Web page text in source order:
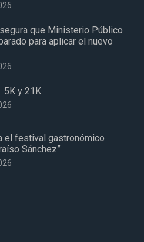
que Ministerio Público
para aplicar el nuevo
5K y 21K
el festival gastronómico
Sánchez”